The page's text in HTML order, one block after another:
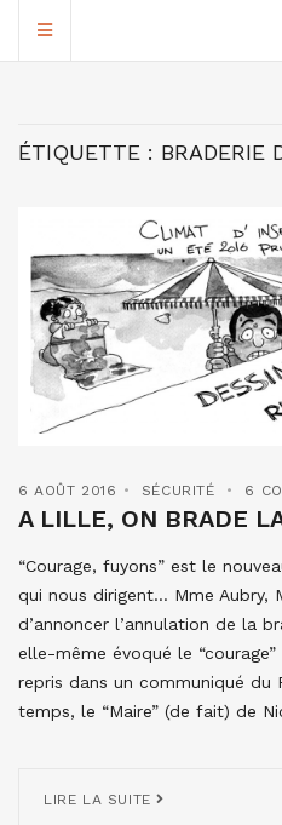
ÉTIQUETTE : BRADERIE
6 AOÛT 2016 SÉCURITÉ 6
A LILLE, ON BRADE
“Courage, fuyons” est le
qui nous dirigent… Mme Aubry,
d’annoncer l’annulation de la
elle-même évoqué le
repris dans un communiqué du
temps, le “Maire” (de fait) de
LIRE LA SUITE